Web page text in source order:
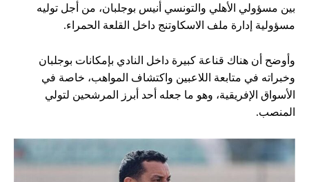
بين مسؤولي الأهلي والتونسي أنيس بوجلبان، من أجل توليه
مسؤولية إدارة ملف الاسكاوتنج داخل القلعة الحمراء.
وأوضح أن هناك قناعة كبيرة داخل النادي بإمكانات بوجلبان
وخبراته في متابعة اللاعبين واكتشاف المواهب، خاصة في
الأسواق الإفريقية، وهو ما جعله أحد أبرز المرشحين لتولي
المنصب.